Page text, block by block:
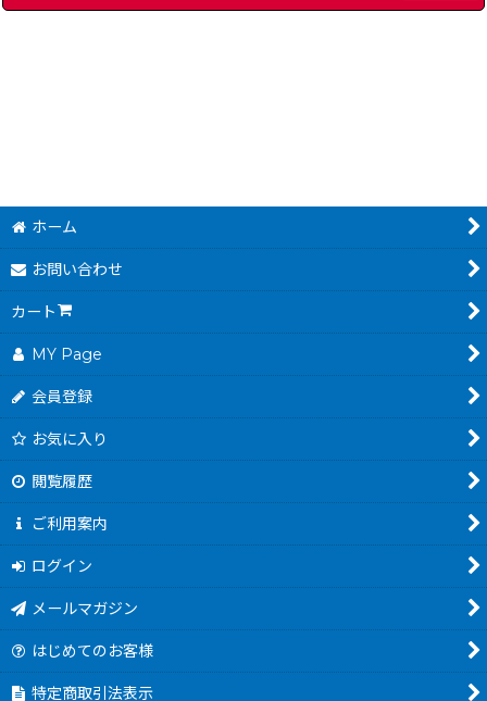
ホーム
お問い合わせ
カート
MY Page
会員登録
お気に入り
閲覧履歴
ご利用案内
ログイン
メールマガジン
はじめてのお客様
特定商取引法表示